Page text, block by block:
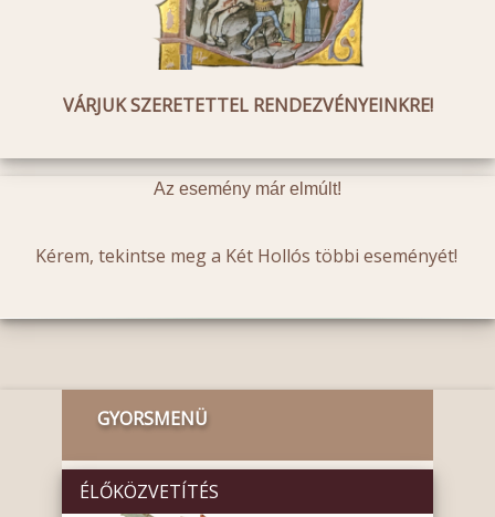
VÁRJUK SZERETETTEL RENDEZVÉNYEINKRE!
Az esemény már elmúlt!
Kérem, tekintse meg a Két Hollós többi eseményét!
GYORSMENÜ
ÉLŐKÖZVETÍTÉS